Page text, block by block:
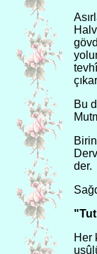
Bu
der.
Her